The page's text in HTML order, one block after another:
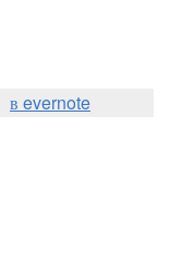
в evernote